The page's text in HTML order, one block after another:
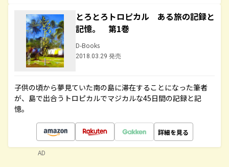
とろとろトロピカル ある旅の記録と
記憶。 第1巻
D-Books
2018.03.29 発売
子供の頃から夢見ていた南の島に滞在することになった筆者
が、島で出合うトロピカルでマジカルな45日間の記録と記
憶。
詳細を見る
AD